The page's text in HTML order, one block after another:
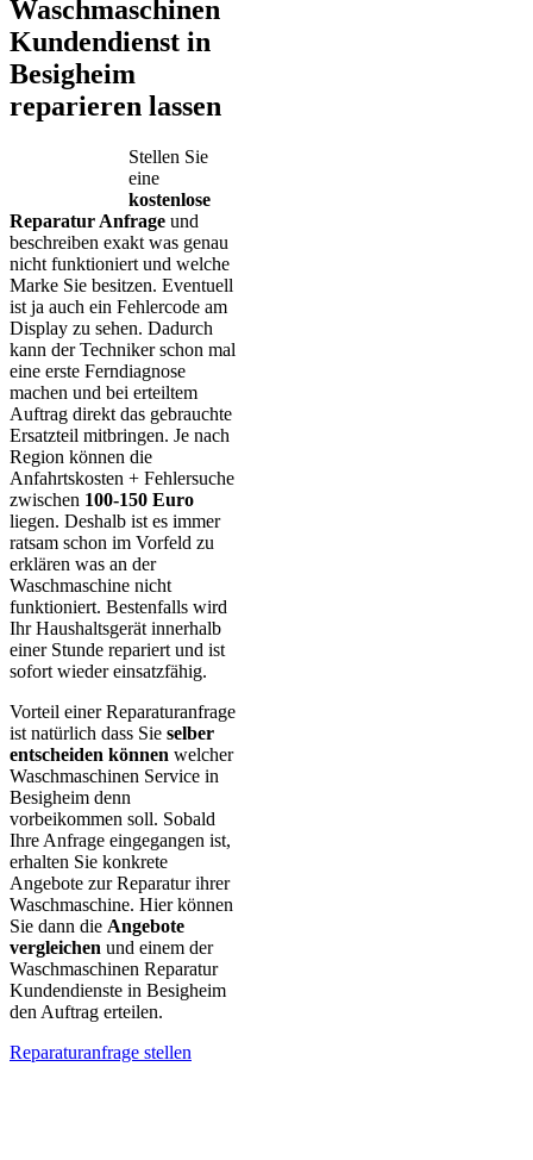
Waschmaschinen
Kundendienst in
Besigheim
reparieren lassen
Stellen Sie
eine
kostenlose
Reparatur Anfrage und
beschreiben exakt was genau
nicht funktioniert und welche
Marke Sie besitzen. Eventuell
ist ja auch ein Fehlercode am
Display zu sehen. Dadurch
kann der Techniker schon mal
eine erste Ferndiagnose
machen und bei erteiltem
Auftrag direkt das gebrauchte
Ersatzteil mitbringen. Je nach
Region können die
Anfahrtskosten + Fehlersuche
zwischen 100-150 Euro
liegen. Deshalb ist es immer
ratsam schon im Vorfeld zu
erklären was an der
Waschmaschine nicht
funktioniert. Bestenfalls wird
Ihr Haushaltsgerät innerhalb
einer Stunde repariert und ist
sofort wieder einsatzfähig.
Vorteil einer Reparaturanfrage
ist natürlich dass Sie selber
entscheiden können welcher
Waschmaschinen Service in
Besigheim denn
vorbeikommen soll. Sobald
Ihre Anfrage eingegangen ist,
erhalten Sie konkrete
Angebote zur Reparatur ihrer
Waschmaschine. Hier können
Sie dann die Angebote
vergleichen und einem der
Waschmaschinen Reparatur
Kundendienste in Besigheim
den Auftrag erteilen.
Reparaturanfrage stellen